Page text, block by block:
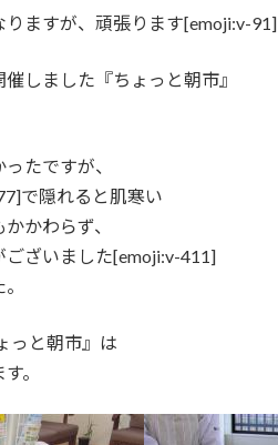
ますが、頑張ります[emoji:v-91]
しました『ちょっと朝市』
たですが、
で隠れると肌寒い
かわらず、
ざいました[emoji:v-411]
っと朝市』は
。